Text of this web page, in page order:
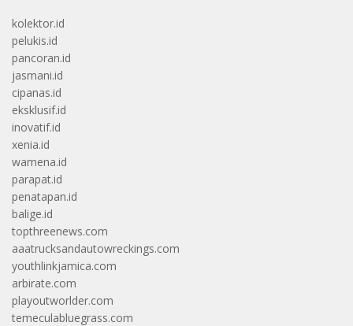
kolektor.id
pelukis.id
pancoran.id
jasmani.id
cipanas.id
eksklusif.id
inovatif.id
xenia.id
wamena.id
parapat.id
penatapan.id
balige.id
topthreenews.com
aaatrucksandautowreckings.com
youthlinkjamica.com
arbirate.com
playoutworlder.com
temeculabluegrass.com